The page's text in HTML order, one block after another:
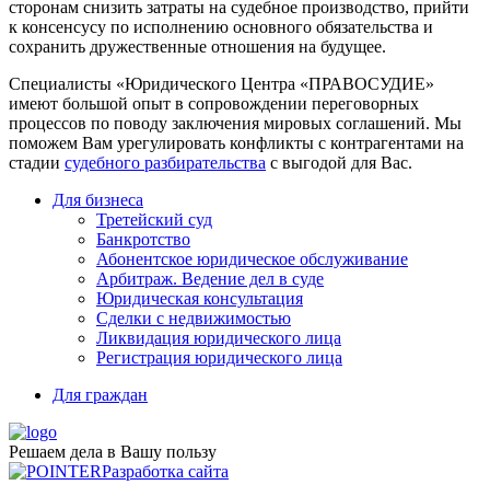
сторонам снизить затраты на судебное производство, прийти
к консенсусу по исполнению основного обязательства и
сохранить дружественные отношения на будущее.
Специалисты «Юридического Центра «ПРАВОСУДИЕ»
имеют большой опыт в сопровождении переговорных
процессов по поводу заключения мировых соглашений. Мы
поможем Вам урегулировать конфликты с контрагентами на
стадии судебного разбирательства с выгодой для Вас.
Для бизнеса
Третейский суд
Банкротство
Абонентское юридическое обслуживание
Арбитраж. Ведение дел в суде
Юридическая консультация
Сделки с недвижимостью
Ликвидация юридического лица
Регистрация юридического лица
Для граждан
Решаем дела в Вашу пользу
Разработка сайта